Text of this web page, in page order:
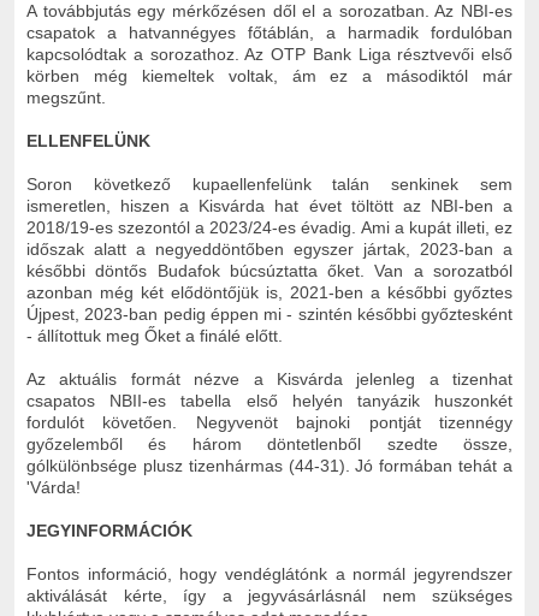
A továbbjutás egy mérkőzésen dől el a sorozatban. Az NBI-es
csapatok a hatvannégyes főtáblán, a harmadik fordulóban
kapcsolódtak a sorozathoz. Az OTP Bank Liga résztvevői első
körben még kiemeltek voltak, ám ez a másodiktól már
megszűnt.
ELLENFELÜNK
Soron következő kupaellenfelünk talán senkinek sem
ismeretlen, hiszen a Kisvárda hat évet töltött az NBI-ben a
2018/19-es szezontól a 2023/24-es évadig. Ami a kupát illeti, ez
időszak alatt a negyeddöntőben egyszer jártak, 2023-ban a
későbbi döntős Budafok búcsúztatta őket. Van a sorozatból
azonban még két elődöntőjük is, 2021-ben a későbbi győztes
Újpest, 2023-ban pedig éppen mi - szintén későbbi győztesként
- állítottuk meg Őket a finálé előtt.
Az aktuális formát nézve a Kisvárda jelenleg a tizenhat
csapatos NBII-es tabella első helyén tanyázik huszonkét
fordulót követően. Negyvenöt bajnoki pontját tizennégy
győzelemből és három döntetlenből szedte össze,
gólkülönbsége plusz tizenhármas (44-31). Jó formában tehát a
'Várda!
JEGYINFORMÁCIÓK
Fontos információ, hogy vendéglátónk a normál jegyrendszer
aktiválását kérte, így a jegyvásárlásnál nem szükséges